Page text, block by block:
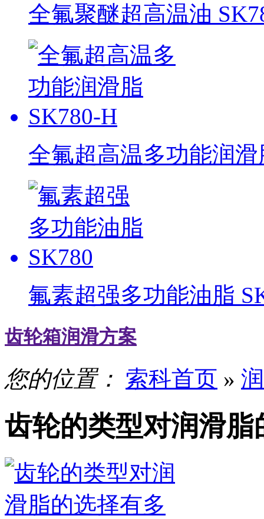
全氟聚醚超高温油
全氟超高温多功能润滑
氟素超强多功能油脂
齿轮箱润滑方案
您的位置： 索科首页 »
齿轮的类型对润滑